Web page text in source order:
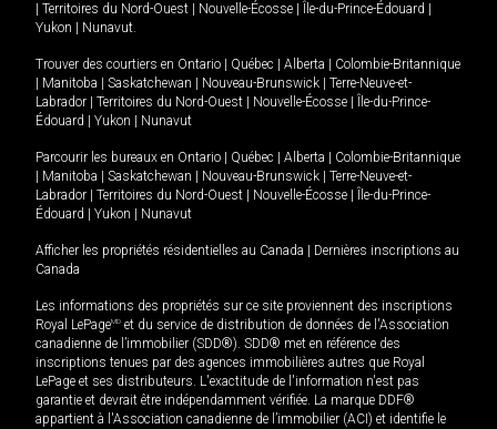
Territoires du Nord-Ouest Nouvelle-Écosse Île-du-Prince-Édouard
Yukon
Nunavut.
Trouver des courtiers en Ontario Québec Alberta
Colombie-Britannique
Manitoba Saskatchewan Nouveau-Brunswick
Terre-Neuve-et-
Labrador
Territoires du Nord-Ouest Nouvelle-Écosse
Île-du-Prince-
Édouard
Yukon Nunavut
Parcourir les bureaux en Ontario Québec Alberta
Colombie-Britannique
Manitoba Saskatchewan Nouveau-Brunswick
Terre-Neuve-et-
Labrador
Territoires du Nord-Ouest Nouvelle-Écosse
Île-du-Prince-
Édouard
Yukon Nunavut
Afficher les propriétés résidentielles au Canada
Dernières inscriptions au
Canada
Les informations des propriétés sur ce site proviennent des inscriptions
Royal LePageMD et du service de distribution de données de l'Association
canadienne de l’immobilier (SDD®). SDD® met en référence des
inscriptions tenues par des agences immobilières autres que Royal
LePage et ses distributeurs. L'exactitude de l'information n'est pas
garantie et devrait être indépendamment vérifiée. La marque DDF®
appartient à l'Association canadienne de l’immobilier (ACI) et identifie le